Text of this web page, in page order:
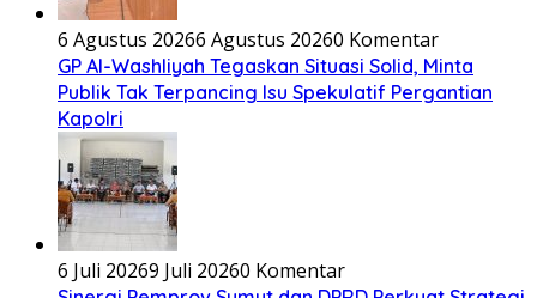
6 Agustus 20266 Agustus 20260 Komentar
GP Al-Washliyah Tegaskan Situasi Solid, Minta
Publik Tak Terpancing Isu Spekulatif Pergantian
Kapolri
6 Juli 20269 Juli 20260 Komentar